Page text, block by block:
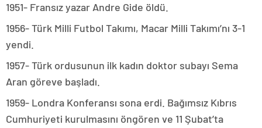
1951- Fransız yazar Andre Gide öldü.
1956- Türk Milli Futbol Takımı, Macar Milli Takımı’nı 3-1
yendi.
1957- Türk ordusunun ilk kadın doktor subayı Sema
Aran göreve başladı.
1959- Londra Konferansı sona erdi. Bağımsız Kıbrıs
Cumhuriyeti kurulmasını öngören ve 11 Şubat’ta